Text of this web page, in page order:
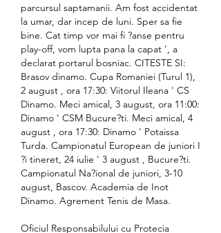
parcursul saptamanii. Am fost accidentat
la umar, dar incep de luni. Sper sa fie
bine. Cat timp vor mai fi ?anse pentru
play-off, vom lupta pana la capat ', a
declarat portarul bosniac. CITESTE SI:
Brasov dinamo. Cupa Romaniei (Turul 1),
2 august , ora 17:30: Viitorul Ileana ' CS
Dinamo. Meci amical, 3 august, ora 11:00:
Dinamo ' CSM Bucure?ti. Meci amical, 4
august , ora 17:30: Dinamo ' Potaissa
Turda. Campionatul European de juniori I
?i tineret, 24 iulie ' 3 august , Bucure?ti.
Campionatul Na?ional de juniori, 3-10
august, Bascov. Academia de Inot
Dinamo. Agrement Tenis de Masa.
Oficiul Responsabilului cu Protecia